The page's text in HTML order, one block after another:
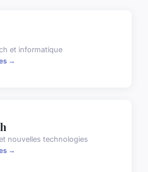
et informatique
→
nouvelles technologies
→